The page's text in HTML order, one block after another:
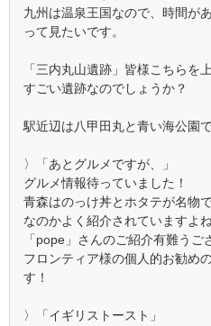
九州は温泉王国なので、時間が
って見たいです。
「三内丸山遺跡」皆様こちらを
すごい遺跡なのでしょうか？
駅近辺は八甲田丸と青い海公園で
〉「あとグルメですが、」
グルメ情報待っていました！
青森はのっけ丼とホタテが名物
なのかよく紹介されていますよね
「pope」さんのご紹介有難うご
フロンティア様の個人的お勧め
す！
〉「イギリストースト」